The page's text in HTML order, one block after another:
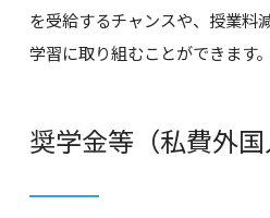
を受給するチャンスや、授業料
学習に取り組むことができます。
奨学金等（私費外国